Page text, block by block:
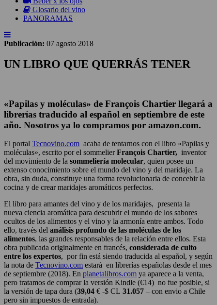
Glosario del vino
PANORAMAS
Publicación: 07 agosto 2018
UN LIBRO QUE QUERRÁS TENER
«Papilas y moléculas» de François Chartier llegará a
librerías traducido al español en septiembre de este
año. Nosotros ya lo compramos por amazon.com.
El portal Tecnovino.com acaba de tentarnos con el libro «Papilas y
moléculas», escrito por el sommelierFrançois Chartier, inventor
del movimiento de la sommeliería molecular, quien posee un
extenso conocimiento sobre el mundo del vino y del maridaje. La
obra, sin duda, constituye una forma revolucionaria de concebir la
cocina y de crear maridajes aromáticos perfectos.
El libro para amantes del vino y de los maridajes, presenta la
nueva ciencia aromática para descubrir el mundo de los sabores
ocultos de los alimentos y el vino y la armonía entre ambos. Todo
ello, través del análisis profundo de las moléculas de los
alimentos, las grandes responsables de la relación entre ellos. Esta
obra publicada originalmente en francés, considerada de culto
entre los expertos, por fin está siendo traducida al español, y según
la nota de Tecnovino.com estará en librerías españolas desde el mes
de septiembre (2018). En planetalibros.com ya aparece a la venta,
pero tratamos de comprar la versión Kindle (€14) no fue posible, si
la versión de tapa dura (39,04 € -$ CL 31.057 – con envio a Chile
pero sin impuestos de entrada).